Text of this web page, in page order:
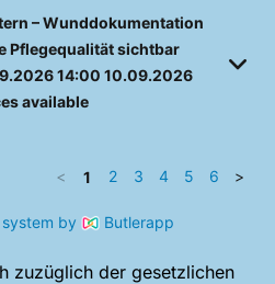
– Wunddokumentation
Pflegequalität sichtbar
14:00 10.09.2026
available
< 1 2 3 4 5 6 >
by Butlerapp
zuzüglich der gesetzlichen